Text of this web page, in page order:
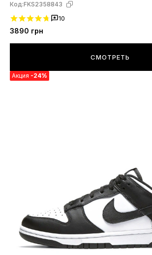
Код:FKS2358843
10
3890 грн
СМОТРЕТЬ
Акция -24%